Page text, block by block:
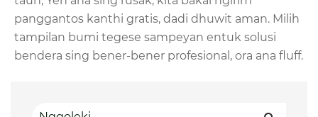
panggantos kanthi gratis, dadi dhuwit aman. Milih
tampilan bumi tegese sampeyan entuk solusi
bendera sing bener-bener profesional, ora ana fluff.